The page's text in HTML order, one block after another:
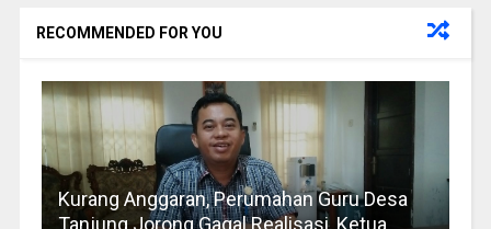
RECOMMENDED FOR YOU
Kurang Anggaran, Perumahan Guru Desa
Tanjung Jorong Gagal Realisasi, Ketua